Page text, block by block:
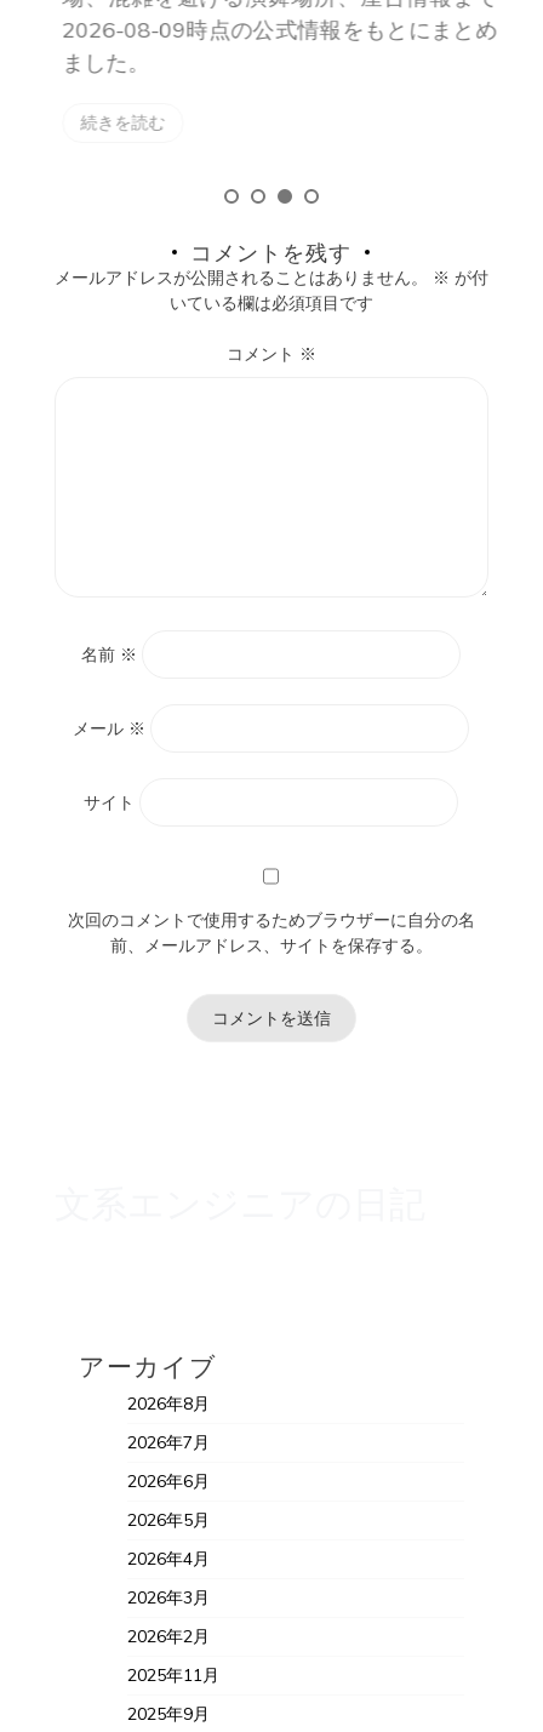
南越谷阿波踊り2026は8月21日（金）〜23
日（日）開催。第40回記念の特別企画、流
場、混雑を避ける演舞場所、屋台情報まで
サイト
次回のコメントで使用するためブラウザーに自分の名
アーカイブ
2026年8月
2026年7月
2026年6月
2026年5月
2026年4月
2026年3月